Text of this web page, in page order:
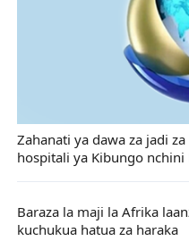
Zahanati ya dawa za jadi
hospitali ya Kibungo nchini
Baraza la maji la Afrika
kuchukua hatua za haraka